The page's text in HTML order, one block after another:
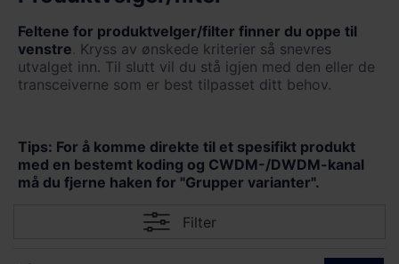
Feltene for produktvelger/filter finner du oppe til
venstre. Kryss av ønskede kriterier så snevres
utvalget inn. Til slutt vil du stå igjen med den eller de
transceiverne som er best tilpasset ditt behov.
Tips: For å komme direkte til et spesifikt produkt
med en bestemt koding og CWDM-/DWDM-kanal
må du fjerne haken for "Grupper varianter".
Filter